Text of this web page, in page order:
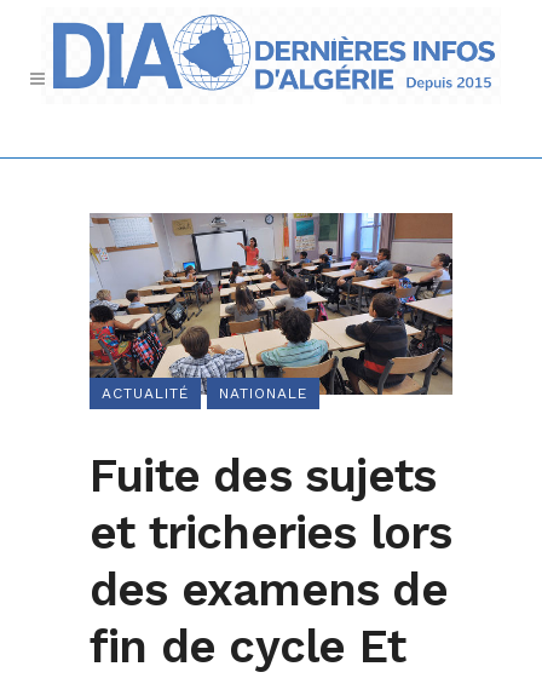
ACTUALITÉ NATIONALE
Fuite des sujets
et tricheries lors
des examens de
fin de cycle Et